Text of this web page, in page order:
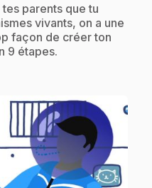
parents que tu
vivants, on a une
façon de créer ton
9 étapes.